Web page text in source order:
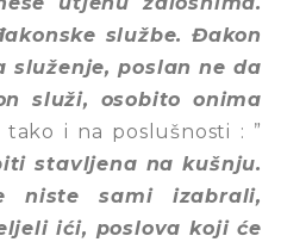
službe. Đakon
služenje, poslan ne da
služi, osobito onima
tako i na poslušnosti : ”
stavljena na kušnju.
niste sami izabrali,
ići, poslova koji će